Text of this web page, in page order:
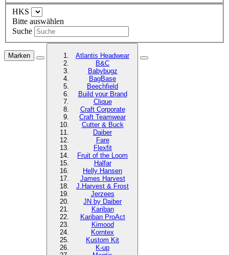
HKS
Bitte auswählen
Suche
Marken
Atlantis Headwear
B&C
Babybugz
BagBase
Beechfield
Build your Brand
Clique
Craft Corporate
Craft Teamwear
Cutter & Buck
Daiber
Fare
Flexfit
Fruit of the Loom
Halfar
Helly Hansen
James Harvest
J.Harvest & Frost
Jerzees
JN by Daiber
Kariban
Kariban ProAct
Kimood
Korntex
Kustom Kit
K-up